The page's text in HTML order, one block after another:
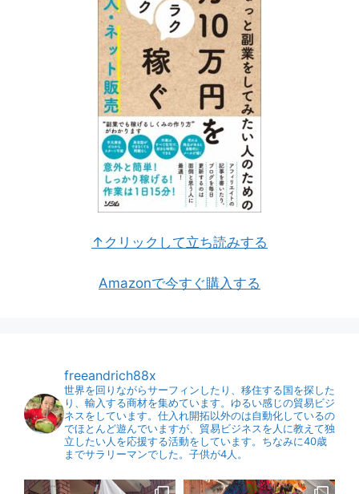
↑クリックして立ち読みする
Amazonで今すぐ購入する
freeandrich88x
世界を回りながらサーフィンしたり、移住する国を探した
り、輸入する商材を集めています。ゆるい感じの貿易ビジ
ネスをしています。仕入れ開拓以外のは自動化しているの
でほとんど遊んでいますが、貿易ビジネスを人に教えて独
立したい人を応援する活動をしています。ちなみに40歳
までサラリーマンでした。子供が4人。